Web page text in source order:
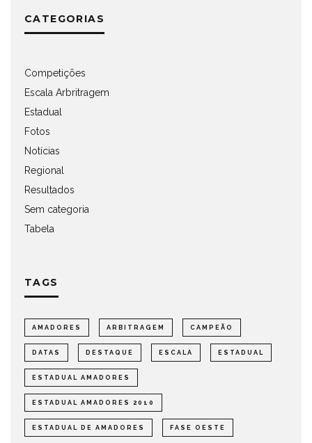
CATEGORIAS
Competições
Escala Arbritragem
Estadual
Fotos
Notícias
Regional
Resultados
Sem categoria
Tabela
TAGS
AMADORES ARBITRAGEM CAMPEÃO
DATAS DESTAQUE ESCALA ESTADUAL
ESTADUAL AMADORES
ESTADUAL AMADORES 2010
ESTADUAL DE AMADORES FASE OESTE